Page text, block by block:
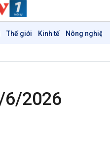
Thế giới Kinh tế Nông nghiệp
6/2026